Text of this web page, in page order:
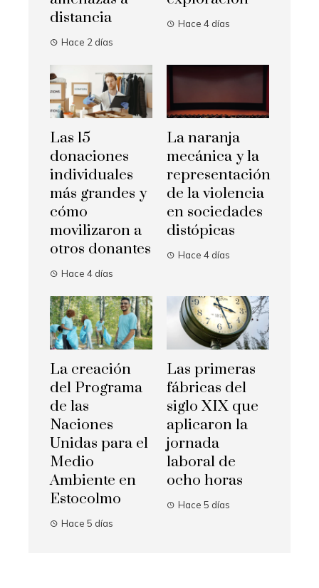
distancia
Hace 2 días
Hace 4 días
Las 15
donaciones
individuales
más grandes y
cómo
movilizaron a
otros donantes
Hace 4 días
La naranja
mecánica y la
representación
de la violencia
en sociedades
distópicas
Hace 4 días
La creación
del Programa
de las
Naciones
Unidas para el
Medio
Ambiente en
Estocolmo
Hace 5 días
Las primeras
fábricas del
siglo XIX que
aplicaron la
jornada
laboral de
ocho horas
Hace 5 días